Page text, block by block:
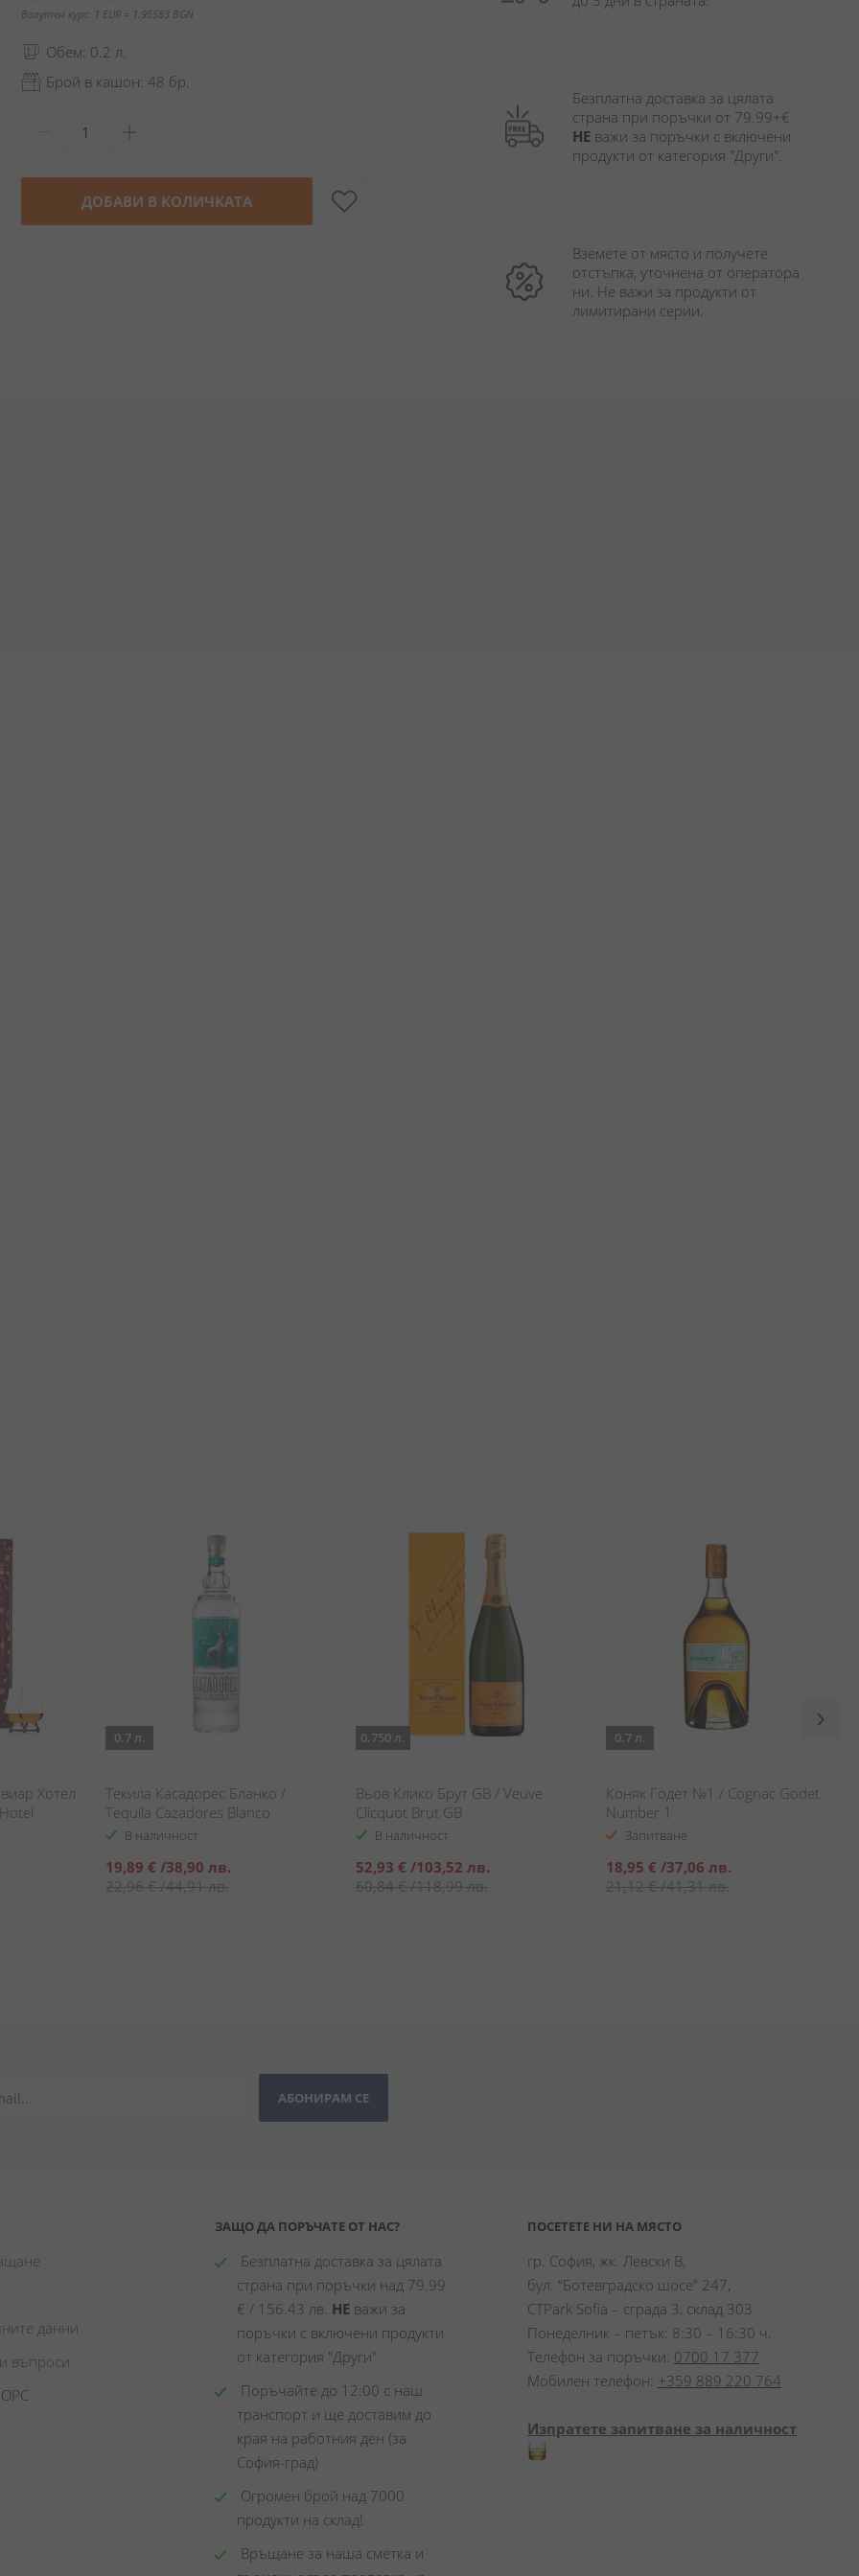
Валутен курс: 1 EUR = 1.95583 BGN
Обем: 0.2 л.
Брой в кашон: 48 бр.
ДОБАВИ В КОЛИЧКАТА
Безплатна доставка за цялата
НЕ важи за поръчки с включени
продукти от категория "Други".
Вземете от място и получете
отстъпка, уточнена от оператора
ни. Не важи за продукти от
лимитирани серии.
Хотел
0.7 л.
Текила Касадорес Бланко /
Tequila Cazadores Blanco
В наличност
Специална
цена
19,89 € /38,90 лв.
22,96 €/44,91 лв.
0.750 л.
Вьов Клико Брут GB / Veuve
Clicquot Brut GB
В наличност
Специална
цена
52,93 € /103,52 лв.
60,84 €/118,99 лв.
0.7 л.
Коняк Годет №1 / Cognac Godet
Number 1
Запитване
Специална
цена
18,95 € /37,06 лв.
21,12 €/41,31 лв.
АБОНИРАМ СЕ
данни
въпроси
ЗАЩО ДА ПОРЪЧАТЕ ОТ НАС?
Безплатна доставка за цялата
страна при поръчки над 79.99
€ / 156.43 лв. НЕ важи за
поръчки с включени продукти
от категория "Други"
Поръчайте до 12:00 с наш
транспорт и ще доставим до
края на работния ден (за
София-град)
Огромен брой над 7000
продукти на склад!
Връщане за наша сметка и
ПОСЕТЕТЕ НИ НА МЯСТО
гр. София, жк. Левски В,
бул. “Ботевградско шосе” 247,
CTPark Sofia – сграда 3, склад 303
Понеделник – петък: 8:30 – 16:30 ч.
Телефон за поръчки: 0700 17 377
Мобилен телефон: +359 889 220 764
Изпратете запитване за наличност